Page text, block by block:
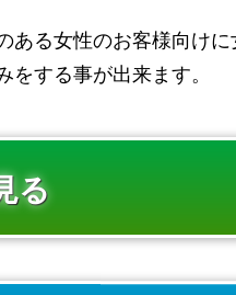
ある女性のお客様向けに
する事が出来ます。
る